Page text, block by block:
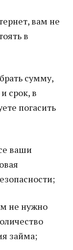
вам не
в
сумму,
срок, в
погасить
ваши
не нужно
займа;